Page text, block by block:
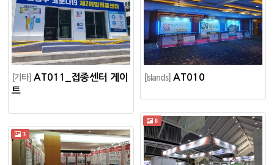
[기타]
AT011_접종센터 게이
트
[Islands] AT010
8
3